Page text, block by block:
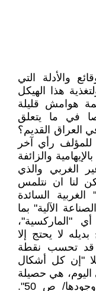
والأدلة التي
هذا الهيكل
ثمة هوامش قليلة
في ما يتعلق
العراق القديم؟
رأي آخر
والزائفة
الغربي والذي
لنا ان نتلمس
السائدة
الآلية" بما
أي "الماركسية"،
لا يحتج إلا
قد تحسب نقطة
"إن كل أشكال
اليوم، هي حصيلة
زمن ونوع مجتمعية زالت مبررات وجودها/ ص 50".